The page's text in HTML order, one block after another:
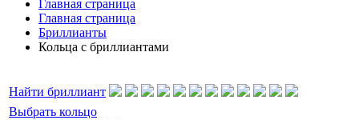
Главная страница
Главная страница
Бриллианты
Кольца с бриллиантами
Найти бриллиант
Выбрать кольцо